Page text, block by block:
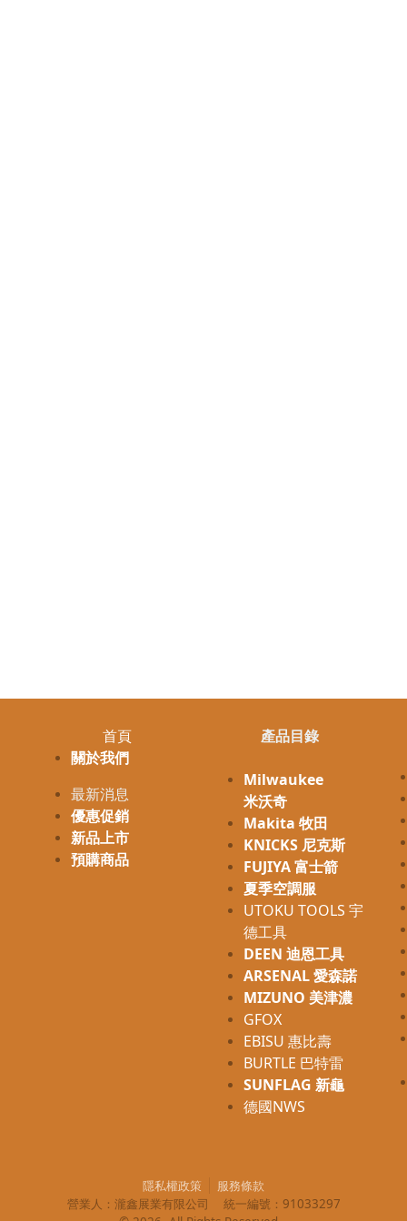
首頁
關於我們
最新消息
優惠促銷
新品上市
預購商品
產品目錄
Milwaukee
米沃奇
Makita 牧田
KNICKS 尼克斯
FUJIYA 富士箭
夏季空調服
UTOKU TOOLS 宇
德工具
DEEN 迪恩工具
ARSENAL 愛森諾
MIZUNO 美津濃
GFOX
EBISU 惠比壽
BURTLE 巴特雷
SUNFLAG 新龜
德國NWS
隱私權政策
服務條款
營業人： 瀧鑫展業有限公司 統一編號： 91033297